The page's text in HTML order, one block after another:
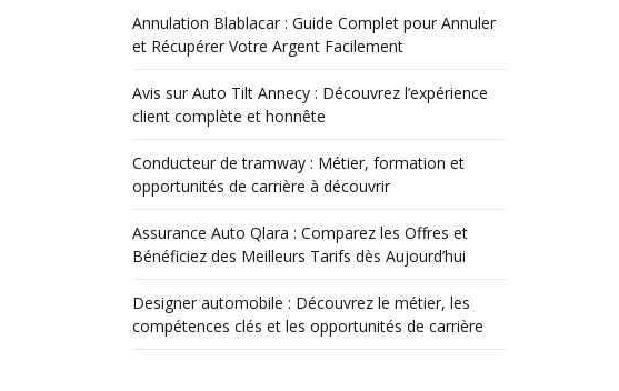
Annulation Blablacar : Guide Complet pour Annuler
et Récupérer Votre Argent Facilement
Avis sur Auto Tilt Annecy : Découvrez l’expérience
client complète et honnête
Conducteur de tramway : Métier, formation et
opportunités de carrière à découvrir
Assurance Auto Qlara : Comparez les Offres et
Bénéficiez des Meilleurs Tarifs dès Aujourd’hui
Designer automobile : Découvrez le métier, les
compétences clés et les opportunités de carrière